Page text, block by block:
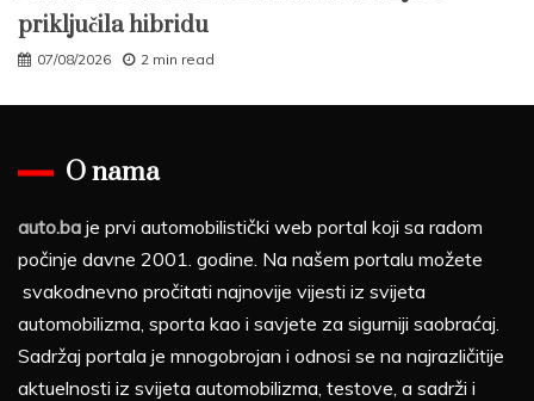
priključila hibridu
07/08/2026 2 min read
O nama
auto.ba je prvi automobilistički web portal koji sa radom
počinje davne 2001. godine. Na našem portalu možete
svakodnevno pročitati najnovije vijesti iz svijeta
automobilizma, sporta kao i savjete za sigurniji saobraćaj.
Sadržaj portala je mnogobrojan i odnosi se na najrazličitije
aktuelnosti iz svijeta automobilizma, testove, a sadrži i